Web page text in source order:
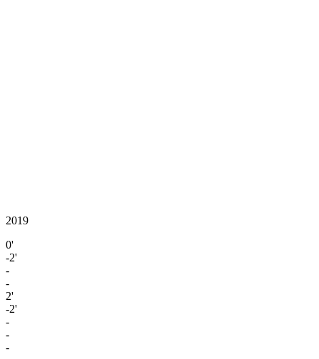
2019
0'
-2'
-
-
2'
-2'
-
-
-